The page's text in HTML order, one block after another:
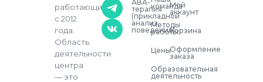
работающий
с 2012
года.
Область
деятельности
центра
— это
АВА-
терапия
(прикладной
анализ
поведения)
Мой
аккаунт
Корзина
Оформление
заказа
команда
Методы
работы
Цены
Образовательная
деятельность